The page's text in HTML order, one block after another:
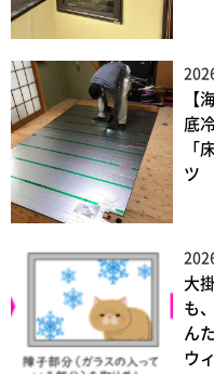
【
底
「
ツ
大
も
ん
ウ